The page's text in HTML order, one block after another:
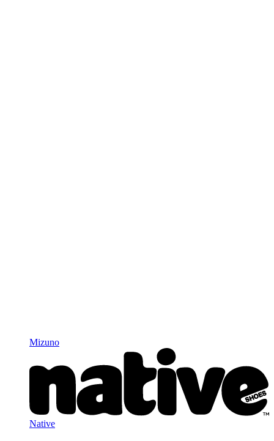
Mizuno
Native